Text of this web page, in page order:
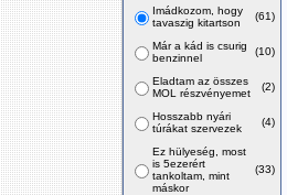
Imádkozom, hogy
tavaszig kitartson
(61)
Már a kád is csurig
benzinnel
(10)
Eladtam az összes
MOL részvényemet
(2)
Hosszabb nyári
túrákat szervezek
(4)
Ez hülyeség, most
is 5ezerért
tankoltam, mint
máskor
(33)